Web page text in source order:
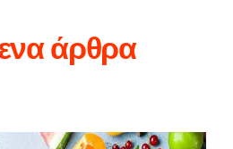
άρθρα